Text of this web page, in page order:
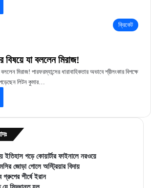
ক্রিকেট
বিষয়ে যা বললেন মিরাজ!
মিরাজ! পারফরম্যান্সের ধারাবাহিকতার অভাবে শ্রীলংকার বিপক্ষে
লিটন কুমার…
ইতিহাস গড়ে কোয়ার্টার ফাইনালে নরওয়ে
জোড়া গোলে অস্ট্রিয়ার বিদায়
গ্রুপের শীর্ষে ইরান